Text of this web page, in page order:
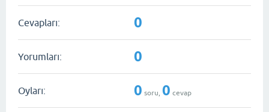
Cevapları: 0
Yorumları: 0
Oyları: 0 soru, 0 cevap